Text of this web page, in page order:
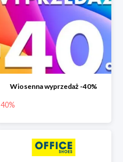
Wiosenna wyprzedaż -40%
40%